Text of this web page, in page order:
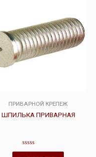
ПРИВАРНОЙ КРЕПЕЖ
ШПИЛЬКА ПРИВАРНАЯ
Оценка